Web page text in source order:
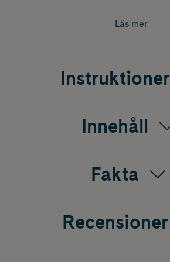
Läs mer
Instruktioner
Innehåll
Fakta
Recensioner